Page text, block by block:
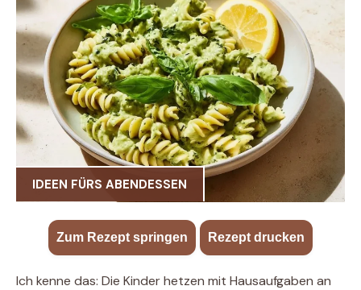
IDEEN FÜRS ABENDESSEN
Zum Rezept springen Rezept drucken
Ich kenne das: Die Kinder hetzen mit Hausaufgaben an